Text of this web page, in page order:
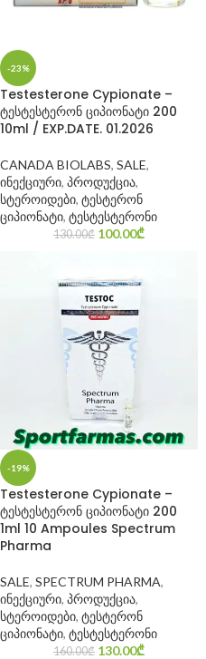
-23%
Testesterone Cypionate –
ტესტესტერონ ციპიონატი 200
10ml / EXP.DATE. 01.2026
CANADA BIOLABS, SALE,
ინექციური, პროდუქცია,
სტეროიდები, ტესტერონ
ციპიონატი, ტესტესტერონი
130.00₾ 100.00₾
-19%
Testesterone Cypionate –
ტესტესტერონ ციპიონატი 200
1ml 10 Ampoules Spectrum
Pharma
SALE, SPECTRUM PHARMA,
ინექციური, პროდუქცია,
სტეროიდები, ტესტერონ
ციპიონატი, ტესტესტერონი
160.00₾ 130.00₾